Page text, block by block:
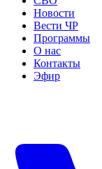
Новости
Вести ЧР
Программы
О нас
Контакты
Эфир